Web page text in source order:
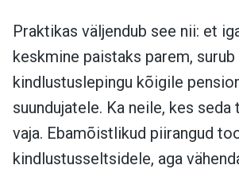
Praktikas väljendub see nii: et
keskmine paistaks parem,
kindlustuslepingu kõigile
suundujatele. Ka neile, kes
vaja. Ebamõistlikud piirangud
kindlustusseltsidele, aga